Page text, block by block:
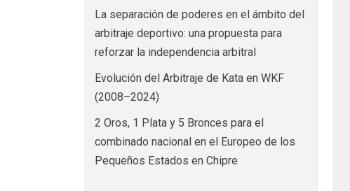
La separación de poderes en el ámbito del
arbitraje deportivo: una propuesta para
reforzar la independencia arbitral
Evolución del Arbitraje de Kata en WKF
(2008–2024)
2 Oros, 1 Plata y 5 Bronces para el
combinado nacional en el Europeo de los
Pequeños Estados en Chipre